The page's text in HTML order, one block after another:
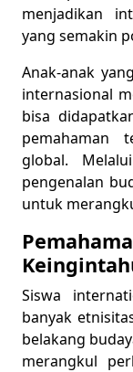
menjadikan
yang semakin
Anak-anak
internasional
bisa
pemahaman
global.
pengenalan
untuk
Siswa
banyak
belakang
merangkul